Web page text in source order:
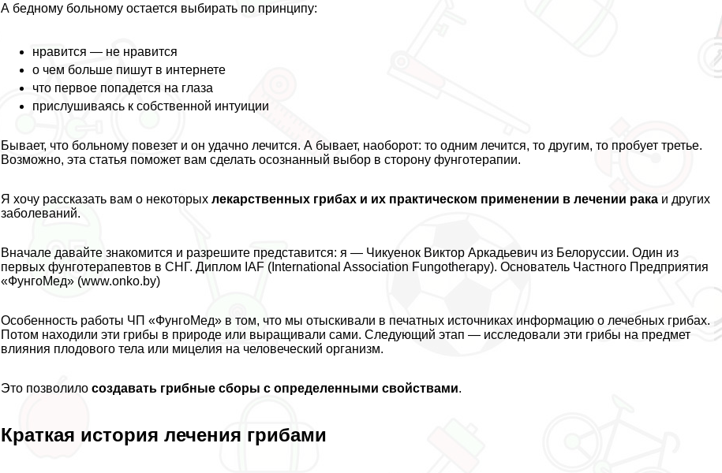
А бедному больному остается выбирать по принципу:
нравится — не нравится
о чем больше пишут в интернете
что первое попадется на глаза
прислушиваясь к собственной интуиции
Бывает, что больному повезет и он удачно лечится. А бывает, наоборот: то одним лечится, то другим, то пробует третье.
Возможно, эта статья поможет вам сделать осознанный выбор в сторону фунготерапии.
Я хочу рассказать вам о некоторыхлекарственных грибах и их пpaктическом применении в лечении paка и других
заболеваний.
Вначале давайте знакомится и разрешите представится: я — Чикуенок Виктор Аркадьевич из Белоруссии. Один из
первых фунготерапевтов в СНГ. Диплом IAF (International Association Fungotherapy). Основатель Частного Предприятия
«ФунгоМед» (www.onko.by)
Особенность работы ЧП «ФунгоМед» в том, что мы отыскивали в печатных источниках информацию о лечебных грибах.
Потом находили эти грибы в природе или выращивали сами. Следующий этап — исследовали эти грибы на предмет
влияния плодового тела или мицелия на человеческий организм.
Это позволилосоздавать грибные сборы с определенными свойствами.
Краткая история лечения грибами